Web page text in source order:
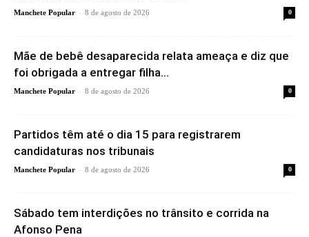
Manchete Popular - 8 de agosto de 2026 0
Mãe de bebê desaparecida relata ameaça e diz que
foi obrigada a entregar filha...
Manchete Popular - 8 de agosto de 2026 0
Partidos têm até o dia 15 para registrarem
candidaturas nos tribunais
Manchete Popular - 8 de agosto de 2026 0
Sábado tem interdições no trânsito e corrida na
Afonso Pena